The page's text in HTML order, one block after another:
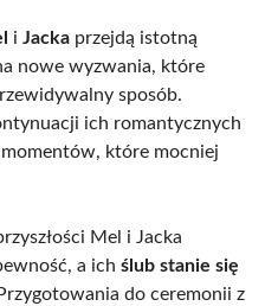
i Jacka przejdą istotną
nowe wyzwania, które
sposób.
ich romantycznych
które mocniej
Mel i Jacka
a ich ślub stanie się
do ceremonii z